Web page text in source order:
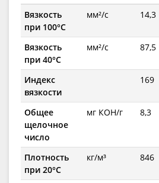
Вязкость
при 100°C
мм²/с 14,3
Вязкость
при 40°C
мм²/с 87,5
Индекс
вязкости
169
Общее
щелочное
число
мг КОН/г 8,3
Плотность
при 20°C
кг/м³ 846